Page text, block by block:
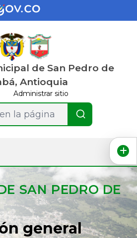
de San Pedro de
Antioquia
Administrar sitio
la página
SAN PEDRO DE
general